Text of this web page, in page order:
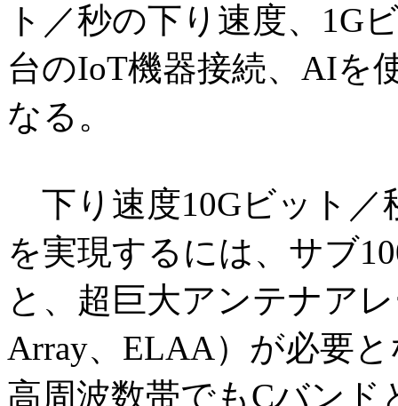
ト／秒の下り速度、1G
台のIoT機器接続、AIを
なる。
下り速度10Gビット／
を実現するには、サブ
と、超巨大アンテナアレ
Array、ELAA）が必要
高周波数帯でもCバン